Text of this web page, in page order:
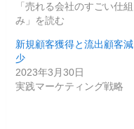
「売れる会社のすごい仕組
み」を読む
新規顧客獲得と流出顧客減
少
2023年3月30日
実践マーケティング戦略